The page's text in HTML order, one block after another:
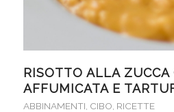
RISOTTO ALLA ZUCCA
AFFUMICATA E
ABBINAMENTI CIBO RICETTE